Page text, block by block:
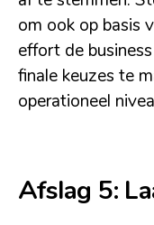
om ook op basis
effort de
finale keuzes te
operationeel
Afslag 5: